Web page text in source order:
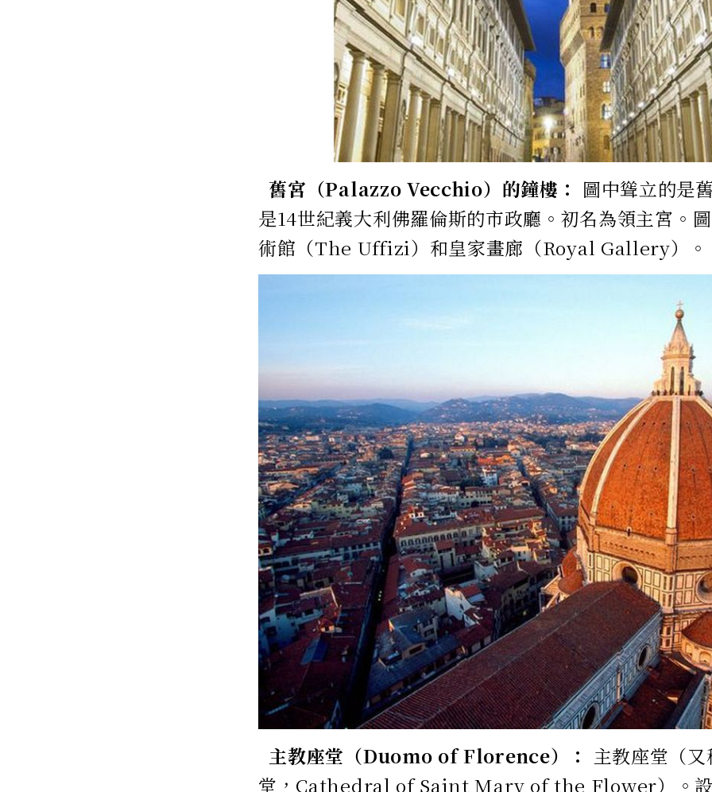
舊宮（Palazzo Vecchio）的鐘樓： 圖中聳立的是
是14世紀義大利佛羅倫斯的市政廳。初名為領主宮。
術館（The Uffizi）和皇家畫廊（Royal Gallery）。
主教座堂（Duomo of Florence）： 主教座堂（
堂，Cathedral of Saint Mary of the Flower）。